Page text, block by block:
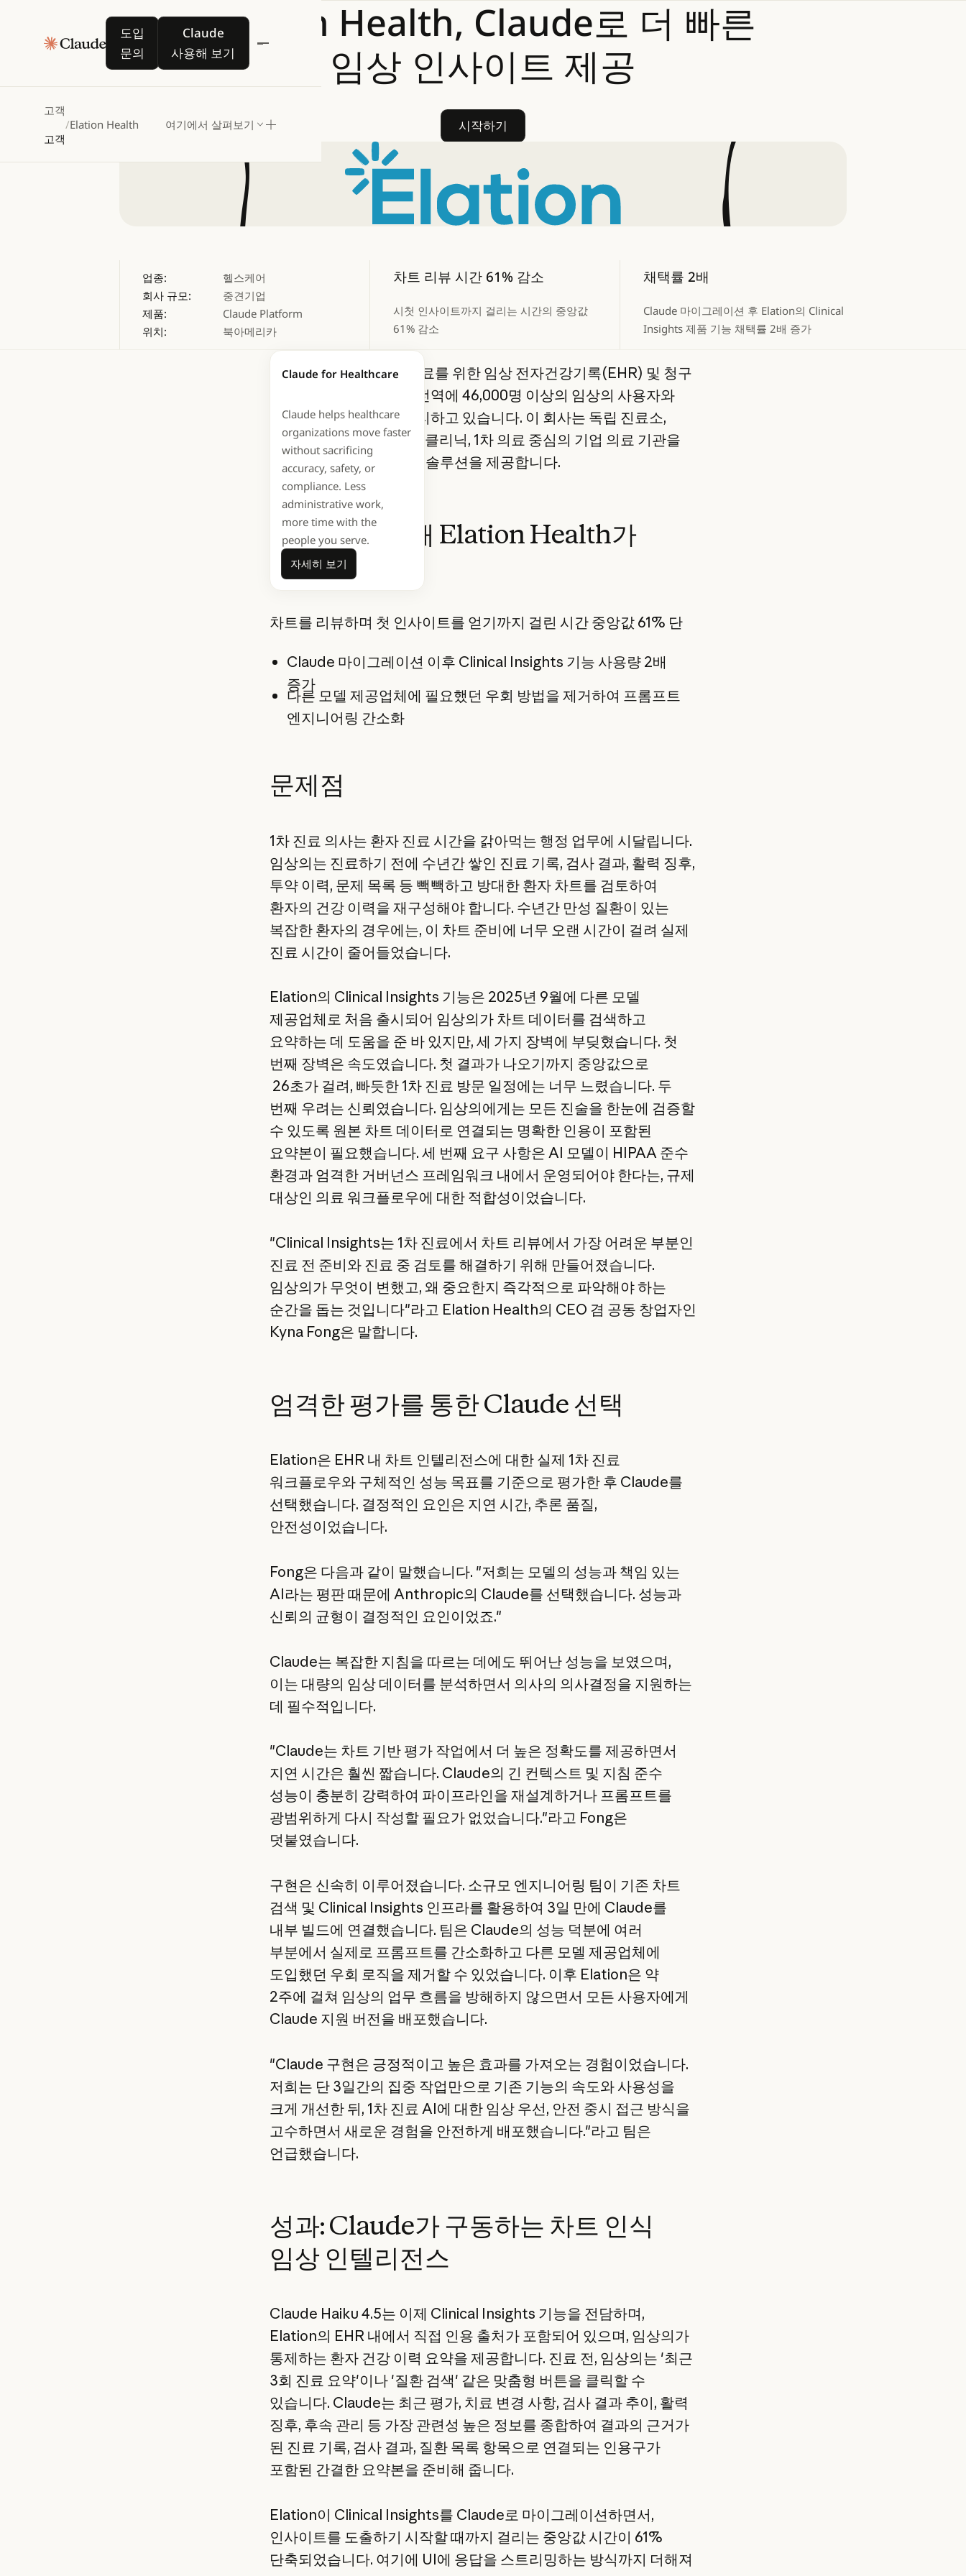
도입
문의
도입 문의
Claude
사용해 보기
Claude 사용해 보기
고객
고객
/Elation Health 여기에서 살펴보기
Elation Health, Claude로 더 빠른
임상 인사이트 제공
시작하기
시작하기
업종:
헬스케어
회사 규모:
중견기업
제품:
Claude Platform
위치:
북아메리카
차트 리뷰 시간 61% 감소
시첫 인사이트까지 걸리는 시간의 중앙값
61% 감소
채택률 2배
Claude 마이그레이션 후 Elation의 Clinical
Insights 제품 기능 채택률 2배 증가
Claude for Healthcare
Claude helps healthcare
organizations move faster
without sacrificing
accuracy, safety, or
compliance. Less
administrative work,
more time with the
people you serve.
자세히 보기
자세히 보기
Elation Health는 1차 진료를 위한 임상 전자건강기록(EHR) 및 청구
플랫폼으로, 미 50개 주 전역에 46,000명 이상의 임상의 사용자와
2,400만 명의 환자를 관리하고 있습니다. 이 회사는 독립 진료소,
주치의 진료 및 컨시어지 클리닉, 1차 의료 중심의 기업 의료 기관을
위해 설계된 AI 네이티브 솔루션을 제공합니다.
Claude를 통해 Elation Health가
달성한 성과:
차트를 리뷰하며 첫 인사이트를 얻기까지 걸린 시간 중앙값 61% 단
Claude 마이그레이션 이후 Clinical Insights 기능 사용량 2배
증가
다른 모델 제공업체에 필요했던 우회 방법을 제거하여 프롬프트
엔지니어링 간소화
문제점
1차 진료 의사는 환자 진료 시간을 갉아먹는 행정 업무에 시달립니다.
임상의는 진료하기 전에 수년간 쌓인 진료 기록, 검사 결과, 활력 징후,
투약 이력, 문제 목록 등 빽빽하고 방대한 환자 차트를 검토하여
환자의 건강 이력을 재구성해야 합니다. 수년간 만성 질환이 있는
복잡한 환자의 경우에는, 이 차트 준비에 너무 오랜 시간이 걸려 실제
진료 시간이 줄어들었습니다.
Elation의 Clinical Insights 기능은 2025년 9월에 다른 모델
제공업체로 처음 출시되어 임상의가 차트 데이터를 검색하고
요약하는 데 도움을 준 바 있지만, 세 가지 장벽에 부딪혔습니다. 첫
번째 장벽은 속도였습니다. 첫 결과가 나오기까지 중앙값으로
26초가 걸려, 빠듯한 1차 진료 방문 일정에는 너무 느렸습니다. 두
번째 우려는 신뢰였습니다. 임상의에게는 모든 진술을 한눈에 검증할
수 있도록 원본 차트 데이터로 연결되는 명확한 인용이 포함된
요약본이 필요했습니다. 세 번째 요구 사항은 AI 모델이 HIPAA 준수
환경과 엄격한 거버넌스 프레임워크 내에서 운영되어야 한다는, 규제
대상인 의료 워크플로우에 대한 적합성이었습니다.
"Clinical Insights는 1차 진료에서 차트 리뷰에서 가장 어려운 부분인
진료 전 준비와 진료 중 검토를 해결하기 위해 만들어졌습니다.
임상의가 무엇이 변했고, 왜 중요한지 즉각적으로 파악해야 하는
순간을 돕는 것입니다"라고 Elation Health의 CEO 겸 공동 창업자인
Kyna Fong은 말합니다.
엄격한 평가를 통한 Claude 선택
Elation은 EHR 내 차트 인텔리전스에 대한 실제 1차 진료
워크플로우와 구체적인 성능 목표를 기준으로 평가한 후 Claude를
선택했습니다. 결정적인 요인은 지연 시간, 추론 품질,
안전성이었습니다.
Fong은 다음과 같이 말했습니다. "저희는 모델의 성능과 책임 있는
AI라는 평판 때문에 Anthropic의 Claude를 선택했습니다. 성능과
신뢰의 균형이 결정적인 요인이었죠."
Claude는 복잡한 지침을 따르는 데에도 뛰어난 성능을 보였으며,
이는 대량의 임상 데이터를 분석하면서 의사의 의사결정을 지원하는
데 필수적입니다.
"Claude는 차트 기반 평가 작업에서 더 높은 정확도를 제공하면서
지연 시간은 훨씬 짧습니다. Claude의 긴 컨텍스트 및 지침 준수
성능이 충분히 강력하여 파이프라인을 재설계하거나 프롬프트를
광범위하게 다시 작성할 필요가 없었습니다."라고 Fong은
덧붙였습니다.
구현은 신속히 이루어졌습니다. 소규모 엔지니어링 팀이 기존 차트
검색 및 Clinical Insights 인프라를 활용하여 3일 만에 Claude를
내부 빌드에 연결했습니다. 팀은 Claude의 성능 덕분에 여러
부분에서 실제로 프롬프트를 간소화하고 다른 모델 제공업체에
도입했던 우회 로직을 제거할 수 있었습니다. 이후 Elation은 약
2주에 걸쳐 임상의 업무 흐름을 방해하지 않으면서 모든 사용자에게
Claude 지원 버전을 배포했습니다.
"Claude 구현은 긍정적이고 높은 효과를 가져오는 경험이었습니다.
저희는 단 3일간의 집중 작업만으로 기존 기능의 속도와 사용성을
크게 개선한 뒤, 1차 진료 AI에 대한 임상 우선, 안전 중시 접근 방식을
고수하면서 새로운 경험을 안전하게 배포했습니다."라고 팀은
언급했습니다.
성과: Claude가 구동하는 차트 인식
임상 인텔리전스
Claude Haiku 4.5는 이제 Clinical Insights 기능을 전담하며,
Elation의 EHR 내에서 직접 인용 출처가 포함되어 있으며, 임상의가
통제하는 환자 건강 이력 요약을 제공합니다. 진료 전, 임상의는 '최근
3회 진료 요약'이나 '질환 검색' 같은 맞춤형 버튼을 클릭할 수
있습니다. Claude는 최근 평가, 치료 변경 사항, 검사 결과 추이, 활력
징후, 후속 관리 등 가장 관련성 높은 정보를 종합하여 결과의 근거가
된 진료 기록, 검사 결과, 질환 목록 항목으로 연결되는 인용구가
포함된 간결한 요약본을 준비해 줍니다.
Elation이 Clinical Insights를 Claude로 마이그레이션하면서,
인사이트를 도출하기 시작할 때까지 걸리는 중앙값 시간이 61%
단축되었습니다. 여기에 UI에 응답을 스트리밍하는 방식까지 더해져